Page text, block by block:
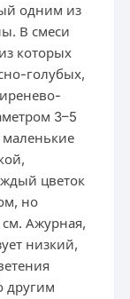
одним из
В смеси
которых
голубых,
3–5
цветок
но
см. Ажурная,
низкий,
другим